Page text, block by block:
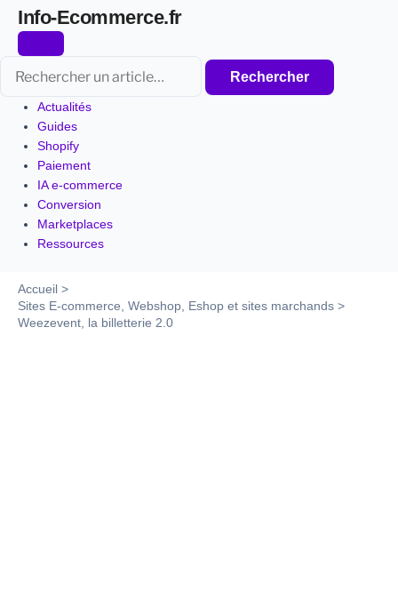
Info-Ecommerce.fr
Rechercher
Actualités
Guides
Shopify
Paiement
IA e-commerce
Conversion
Marketplaces
Ressources
Accueil
Sites E-commerce, Webshop, Eshop et sites marchands
Weezevent, la billetterie 2.0